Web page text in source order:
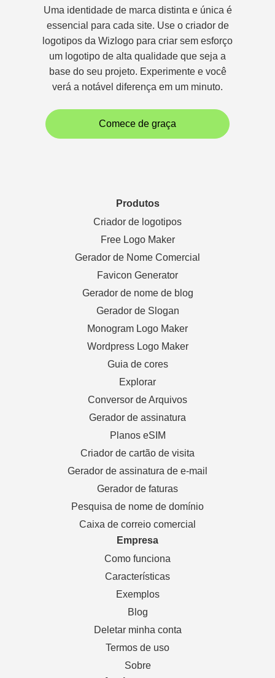
Uma identidade de marca distinta e única é
essencial para cada site. Use o criador de
logotipos da Wizlogo para criar sem esforço
um logotipo de alta qualidade que seja a
base do seu projeto. Experimente e você
verá a notável diferença em um minuto.
Comece de graça
Produtos
Criador de logotipos
Free Logo Maker
Gerador de Nome Comercial
Favicon Generator
Gerador de nome de blog
Gerador de Slogan
Monogram Logo Maker
Wordpress Logo Maker
Guia de cores
Explorar
Conversor de Arquivos
Gerador de assinatura
Planos eSIM
Criador de cartão de visita
Gerador de assinatura de e-mail
Gerador de faturas
Pesquisa de nome de domínio
Caixa de correio comercial
Empresa
Como funciona
Características
Exemplos
Blog
Deletar minha conta
Termos de uso
Sobre